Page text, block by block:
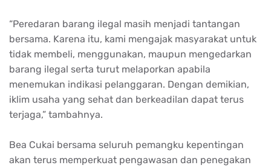
“Peredaran barang ilegal masih menjadi tantangan
bersama. Karena itu, kami mengajak masyarakat untuk
tidak membeli, menggunakan, maupun mengedarkan
barang ilegal serta turut melaporkan apabila
menemukan indikasi pelanggaran. Dengan demikian,
iklim usaha yang sehat dan berkeadilan dapat terus
terjaga,” tambahnya.
Bea Cukai bersama seluruh pemangku kepentingan
akan terus memperkuat pengawasan dan penegakan